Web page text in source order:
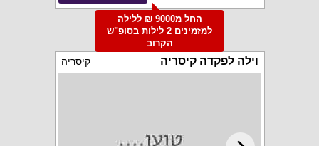
החל מ9000 ₪ ללילה
למזמינים 2 לילות בסופ"ש
הקרוב
וילה לפקדה קיסריה קיסריה